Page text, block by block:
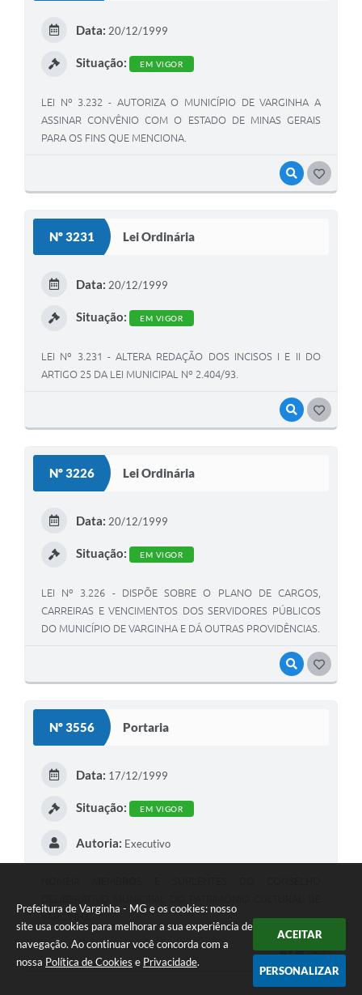
Prefeitura de Varginha - MG e os cookies: nosso
site usa cookies para melhorar a sua experiência de
navegação. Ao continuar você concorda com a
nossa Política de Cookies e Privacidade.
ACEITAR
PERSONALIZAR
VISUALIZAR
Data: 20/12/1999
Situação: EM VIGOR
LEI Nº 3.232 - AUTORIZA O MUNICÍPIO DE VARGINHA A
ASSINAR CONVÊNIO COM O ESTADO DE MINAS GERAIS
PARA OS FINS QUE MENCIONA.
Nº 3231 Lei Ordinária
VISUALIZAR
Data: 20/12/1999
Situação: EM VIGOR
LEI Nº 3.231 - ALTERA REDAÇÃO DOS INCISOS I E II DO
ARTIGO 25 DA LEI MUNICIPAL Nº 2.404/93.
Nº 3226 Lei Ordinária
VISUALIZAR
Data: 20/12/1999
Situação: EM VIGOR
LEI Nº 3.226 - DISPÕE SOBRE O PLANO DE CARGOS,
CARREIRAS E VENCIMENTOS DOS SERVIDORES PÚBLICOS
DO MUNICÍPIO DE VARGINHA E DÁ OUTRAS PROVIDÊNCIAS.
Nº 3556 Portaria
VISUALIZAR
GOSTEI
Data: 17/12/1999
Situação: EM VIGOR
Autoria: Executivo
VARGINHA.